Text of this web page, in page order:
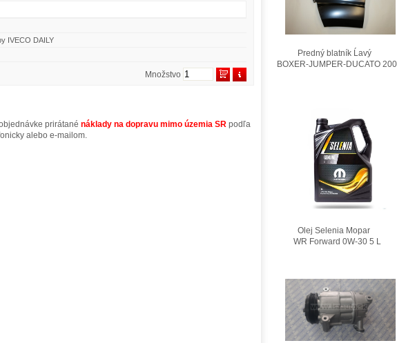
IVECO DAILY
Množstvo
prirátané náklady na dopravu mimo územia SR podľa
alebo e-mailom.
Predný blatník Ĺavý
BOXER-JUMPER-DUCATO
Olej Selenia Mopar
WR Forward 0W-30 5 L